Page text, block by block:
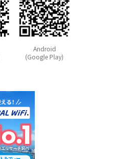
Android
(Google Play)